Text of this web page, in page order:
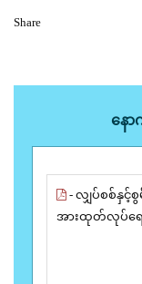
Share
နေ
- လျှပ်စစ်နှင့်စွ
အားထုတ်လုပ်ရေ